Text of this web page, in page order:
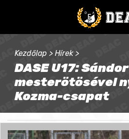
Kezdőlap > Hírek >
DASE U17:
mesterötösével
Kozma-csapat